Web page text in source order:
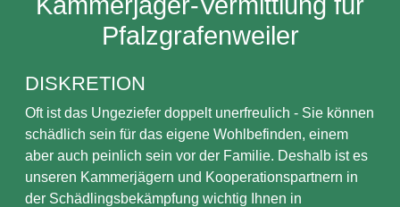
Pfalzgrafenweiler
DISKRETION
Oft ist das Ungeziefer doppelt unerfreulich - Sie können
schädlich sein für das eigene Wohlbefinden, einem
aber auch peinlich sein vor der Familie. Deshalb ist es
unseren Kammerjägern und Kooperationspartnern in
der Schädlingsbekämpfung wichtig Ihnen in